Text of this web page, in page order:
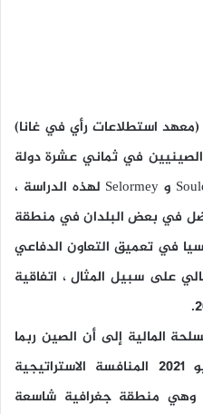
(معهد استطلاعات رأي في غانا)
في ثماني عشرة دولة
أفريقية. وفقًا لتحليل الباحثين Soule و Selormey لهذه الدراسة ،
في بعض البلدان في منطقة
في تعميق التعاون الدفاعي
على سبيل المثال ، اتفاقية
المالية إلى أن الصين ربما
اتبعت خطى روسيا في يوليو 2021 المنافسة الاستراتيجية
منطقة جغرافية شاسعة